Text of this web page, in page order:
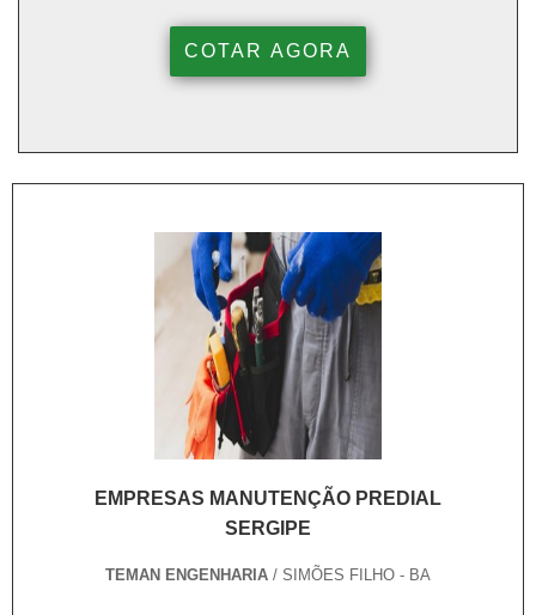
COTAR AGORA
EMPRESAS MANUTENÇÃO PREDIAL
SERGIPE
TEMAN ENGENHARIA / SIMÕES FILHO - BA